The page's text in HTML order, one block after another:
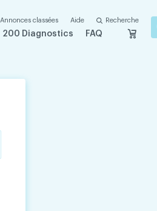
Annonces classées Aide Recherche
200 Diagnostics FAQ